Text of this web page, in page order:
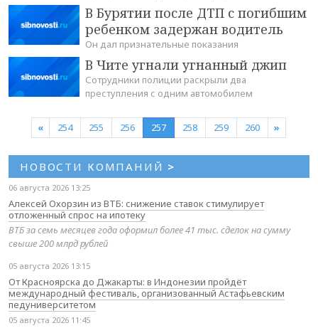
В Бурятии после ДТП с погибшим
ребенком задержан водитель
Он дал признательные показания
В Чите угнали угнанный джип
Сотрудники полиции раскрыли два
преступления с одним автомобилем
« 254 255 256 257 258 259 260 »
НОВОСТИ КОМПАНИЙ >
06 августа 2026 13:25
Алексей Охорзин из ВТБ: снижение ставок стимулирует
отложенный спрос на ипотеку
ВТБ за семь месяцев года оформил более 41 тыс. сделок на сумму
свыше 200 млрд рублей
05 августа 2026 13:15
От Красноярска до Джакарты: в Индонезии пройдёт
международный фестиваль, организованный Астафьевским
педуниверситетом
05 августа 2026 11:45